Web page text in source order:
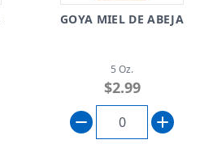
GOYA MIEL DE ABEJA
5 Oz.
$2.99